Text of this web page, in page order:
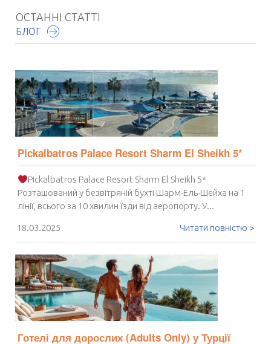
ОСТАННІ СТАТТІ
БЛОГ
Pickalbatros Palace Resort Sharm El Sheikh 5*
Pickalbatros Palace Resort Sharm El Sheikh 5*
Розташований у безвітряній бухті Шарм-Ель-Шейха на 1
лінії, всього за 10 хвилин їзди від аеропорту. У...
18.03.2025 Читати повністю >
Готелі для дорослих (Adults Only) у Турції